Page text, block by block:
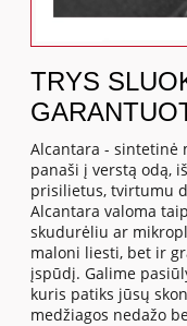
TRYS
Alcantara - sintetinė
panaši į verstą odą,
prisilietus, tvirtumu
Alcantara valoma
skudurėliu ar
maloni liesti, bet ir
įspūdį. Galime
kuris patiks jūsų
medžiagos nedažo